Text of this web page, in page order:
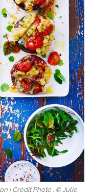
| Crédit Photo : © Julie